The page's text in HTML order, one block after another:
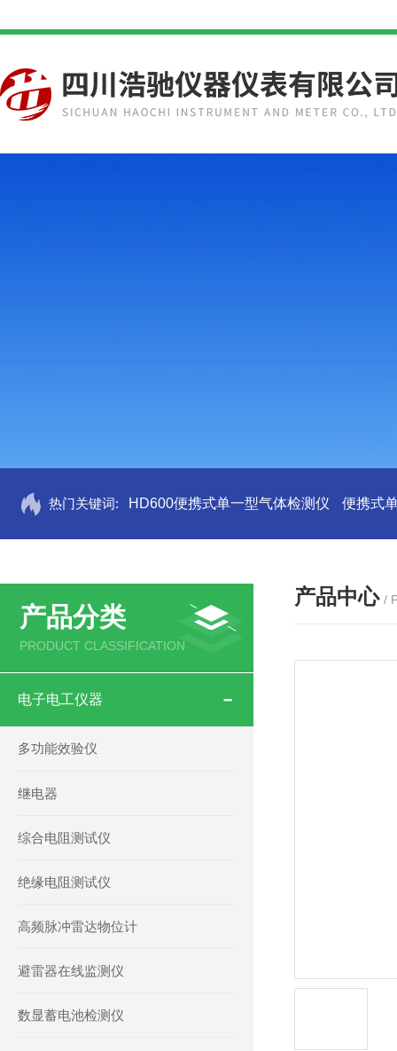
热门关键词: HD600便携式单一型气体检测仪 便携式
产品分类
PRODUCT CLASSIFICATION
电子电工仪器
多功能效验仪
继电器
综合电阻测试仪
绝缘电阻测试仪
高频脉冲雷达物位计
避雷器在线监测仪
数显蓄电池检测仪
产品中心 /